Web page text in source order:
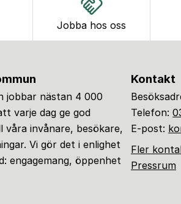
Jobba hos oss
jobbar nästan 4 000
varje dag ge god
våra invånare, besökare,
Vi gör det i enlighet
engagemang, öppenhet
Kontakt
Telefon:
E-post:
Fler
Pressrum